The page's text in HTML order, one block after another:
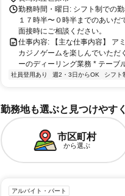
勤務時間・曜日: シフト制での
１７時半〜０時半までのあい
面接時にご相談ください。
仕事内容: 【主な仕事内容】 ア
カジノゲームを楽しんでいただ
ーのディーリング業務 * テーブ
社員登用あり 週2・3日からOK シフト
勤務地も選ぶと見つけやす
市区町村
から選ぶ
アルバイト・パート